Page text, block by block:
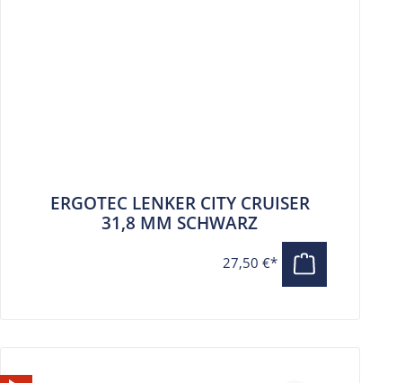
ERGOTEC LENKER CITY CRUISER
31,8 MM SCHWARZ
27,50 €*